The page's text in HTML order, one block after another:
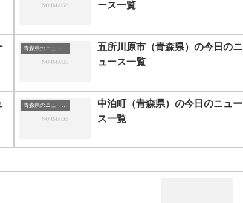
ース一覧
青森県のニュース一覧
五所川原市（青森県）の今日のニ
ュース一覧
青森県のニュース一覧
中泊町（青森県）の今日のニュー
ス一覧